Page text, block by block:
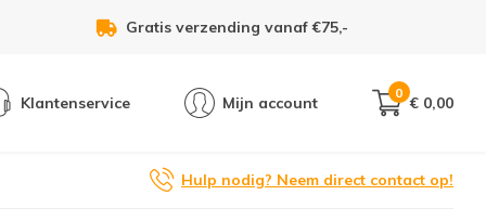
Voor 21:00u besteld, zelfde dag verzonden!
Klantenservice Mijn account
0
€ 0,00
Hulp nodig? Neem direct contact op!